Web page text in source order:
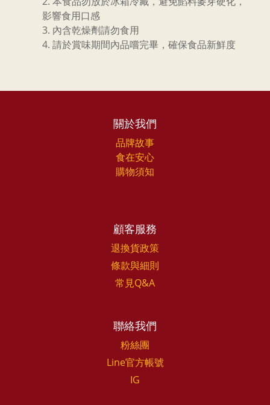
影響食用口感
內含乾燥劑請勿食用
請於賞味期間內品嚐完畢，確保食品新鮮度
關於我們
品牌故事
食在安心
購物須知
顧客服務
退換貨政策
條款與細則
常見Q&A
聯絡我們
粉絲團
Line官方帳號
IG